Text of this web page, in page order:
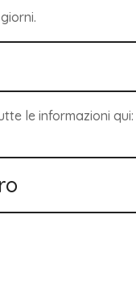
le informazioni qui: